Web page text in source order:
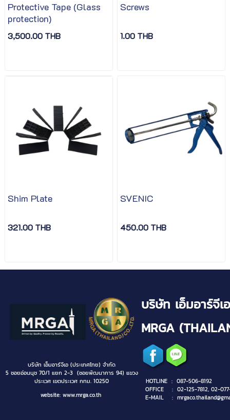
Protective Tape (Glass
protection)
3,500.00 THB
Screws
1.00 THB
Shim Plate
321.00 THB
SVENIC
450.00 THB
บริษัท เอ็มอาร์จีเอ (ประเทศไทย) จำกัด
5 ซอยอ่อนนุช 70/1 แยก 2-3 (ซอยพัฒนาการ 94) แขวง
ประเวศ เขตประเวศ กทม. 10250
website: www.mrga.co.th
บริษัท เอ็มอาร์จี
MRGA
HOTLINE : 087-506-8192
OFFICE : 02-125-7812, 02-
E-MAIL :